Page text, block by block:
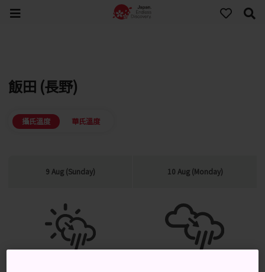
飯田 (長野)
攝氏溫度 華氏溫度
9 Aug (Sunday) 10 Aug (Monday)